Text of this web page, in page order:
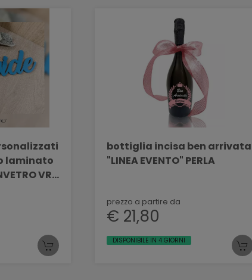
laminato
VR
bottiglia incisa ben arrivata
"LINEA EVENTO" PERLA
prezzo a partire da
€ 21,80
DISPONIBILE IN 4 GIORNI